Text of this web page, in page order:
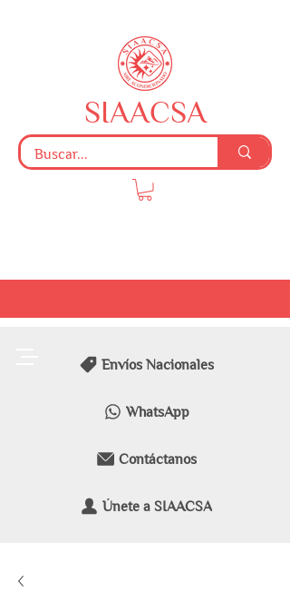
Envíos Nacionales
WhatsApp
Contáctanos
Únete a SIAACSA
SIAACSA